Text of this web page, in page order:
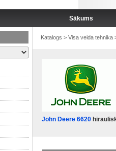
Sākums
Katalogs > Visa veida tehnika
John Deere 6620